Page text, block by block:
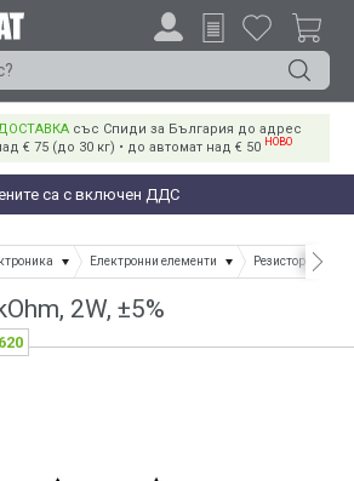
със Спиди за България до адрес
€ 75 (до 30 кг) • до автомат над € 50 НОВО
са с включен ДДС
Електронни елементи Резистори
2W, ±5%